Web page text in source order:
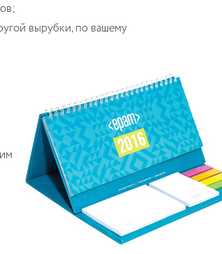
вырубки, по вашему